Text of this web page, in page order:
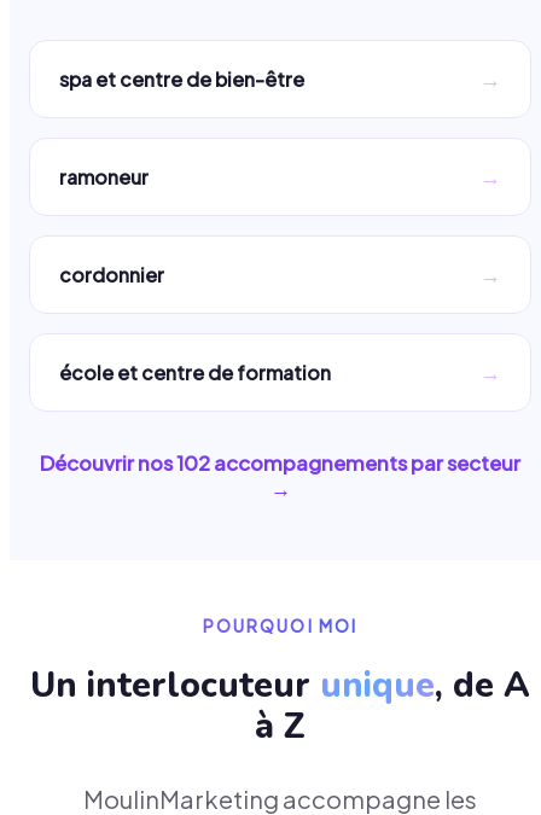
spa et centre de bien-être →
ramoneur →
cordonnier →
école et centre de formation →
Découvrir nos102accompagnements par secteur
→
POURQUOI MOI
Un interlocuteur unique, de A
à Z
MoulinMarketing accompagne les